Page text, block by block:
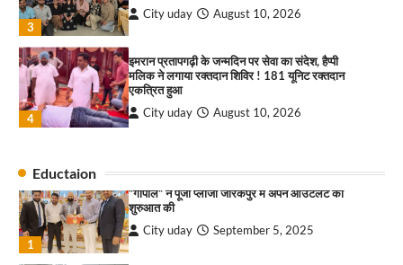
3
City uday August 10, 2026
4
इमरान प्रतापगढ़ी के जन्मदिन पर सेवा का संदेश, हैप्पी
मलिक ने लगाया रक्तदान शिविर ! 181 यूनिट रक्तदान
एकत्रित हुआ
City uday August 10, 2026
1
City uday August 10, 2026
*नगर निगम चुनाव से पहले चंडीगढ़ कांग्रेस का संगठन
Eductaion
राहुल गाँधी ने खाई है वैश्विक मंच पर भारत को कमजोर करने
की कसम: देवशाली
City uday
1
“गोपाल” ने पूजा प्लाजा जीरकपुर में अपने आउटलेट की
शुरुआत की
City uday September 5, 2025